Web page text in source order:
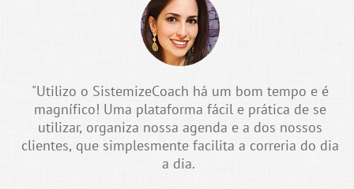
"Utilizo o SistemizeCoach há um bom tempo e é
magnífico! Uma plataforma fácil e prática de se
utilizar, organiza nossa agenda e a dos nossos
clientes, que simplesmente facilita a correria do dia
a dia.